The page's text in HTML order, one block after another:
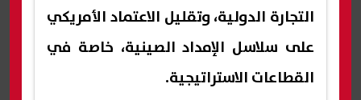
التجارة الدولية، وتقليل الاعتماد الأمريكي
على سلاسل الإمداد الصينية، خاصة في
القطاعات الاستراتيجية.